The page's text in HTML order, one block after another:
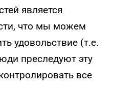
является
что мы можем
удовольствие (т.е.
преследуют эту
все